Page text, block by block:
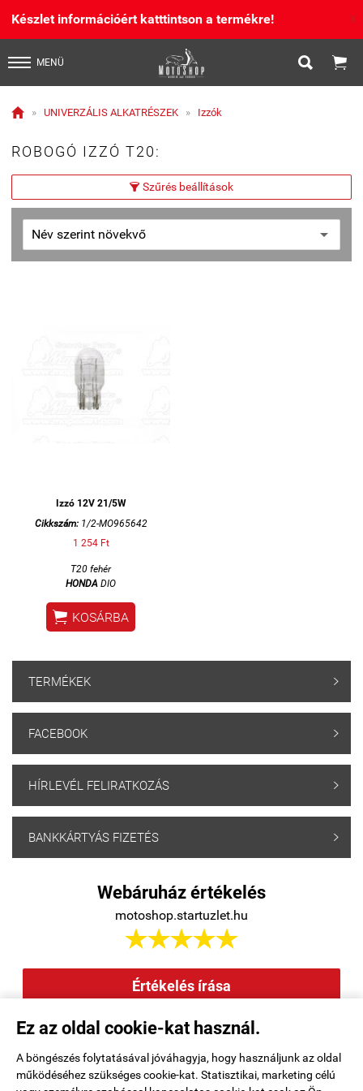
Ez az oldal cookie-kat használ.
A böngészés folytatásával jóváhagyja, hogy használjunk az oldal
működéséhez szükséges cookie-kat. Statisztikai, marketing célú
Készlet információért katttintson a termékre! X
MENÜ  
 » UNIVERZÁLIS ALKATRÉSZEK » Izzók
ROBOGÓ IZZÓ T20:
 Szűrés beállítások
Izzó 12V 21/5W
Cikkszám:1/2-MO965642
1 254 Ft
T20 fehér
HONDA DIO
 KOSÁRBA
TERMÉKEK 
FACEBOOK 
HÍRLEVÉL FELIRATKOZÁS 
BANKKÁRTYÁS FIZETÉS 
Webáruház értékelés
motoshop.startuzlet.hu

Értékelés írása
Rendelési feltételek|Elérhetőségek|Kosár tartalma, megrendelés